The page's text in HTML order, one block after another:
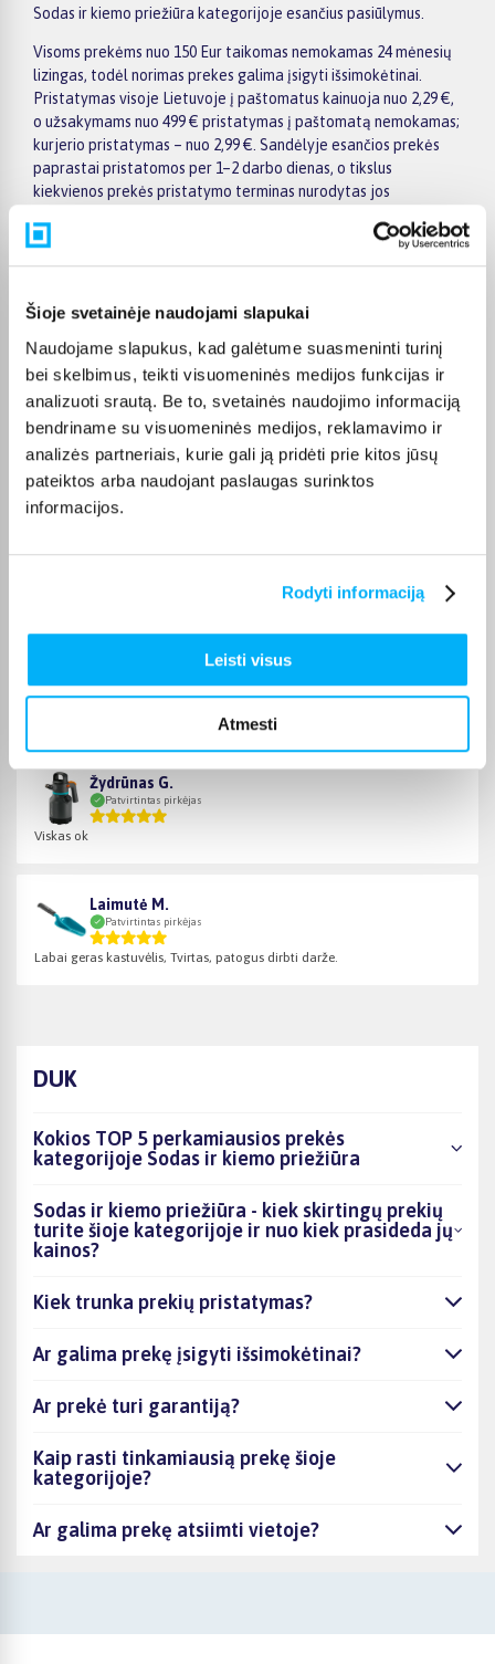
Šioje svetainėje naudojami slapukai
Naudojame slapukus, kad galėtume suasmeninti turinį
bei skelbimus, teikti visuomeninės medijos funkcijas ir
analizuoti srautą. Be to, svetainės naudojimo informaciją
bendriname su visuomeninės medijos, reklamavimo ir
analizės partneriais, kurie gali ją pridėti prie kitos jūsų
pateiktos arba naudojant paslaugas surinktos
informacijos.
Rodyti informaciją
Leisti visus
Atmesti
Sodas ir kiemo priežiūra kategorijoje esančius pasiūlymus.
Visoms prekėms nuo 150 Eur taikomas nemokamas 24 mėnesių
lizingas, todėl norimas prekes galima įsigyti išsimokėtinai.
Pristatymas visoje Lietuvoje į paštomatus kainuoja nuo 2,29 €,
o užsakymams nuo 499 € pristatymas į paštomatą nemokamas;
kurjerio pristatymas – nuo 2,99 €. Sandėlyje esančios prekės
paprastai pristatomos per 1–2 darbo dienas, o tikslus
kiekvienos prekės pristatymo terminas nurodytas jos
Tinkamą prekę iš Sodas ir kiemo priežiūra kategorijos
užsakymą atsiimti patys, atitinkamai pažymėtas prekes
galėsite atsiimti mūsų biure Kaune.
Pirkėjų atsiliepimai apie prekes
Raimundas Š.
Žydrūnas G.
Patvirtintas pirkėjas
Viskas ok
Laimutė M.
Patvirtintas pirkėjas
Labai geras kastuvėlis, Tvirtas, patogus dirbti darže.
DUK
Kokios TOP 5 perkamiausios prekės
kategorijoje Sodas ir kiemo priežiūra
Sodas ir kiemo priežiūra - kiek skirtingų prekių
turite šioje kategorijoje ir nuo kiek prasideda jų
kainos?
Kiek trunka prekių pristatymas?
Ar galima prekę įsigyti išsimokėtinai?
Ar prekė turi garantiją?
Kaip rasti tinkamiausią prekę šioje
kategorijoje?
Ar galima prekę atsiimti vietoje?